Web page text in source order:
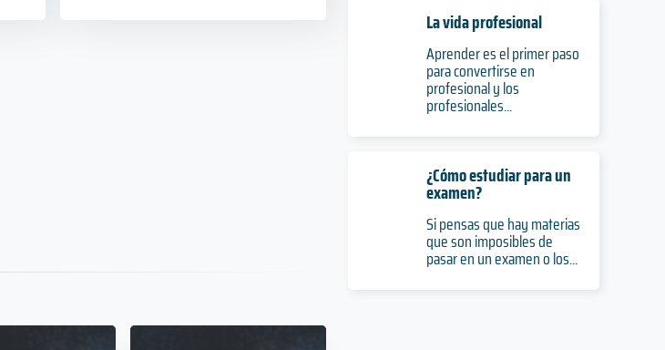
La vida profesional
Aprender es el primer paso
para convertirse en
profesional y los
profesionales...
¿Cómo estudiar para un
examen?
Si pensas que hay materias
que son imposibles de
pasar en un examen o los...